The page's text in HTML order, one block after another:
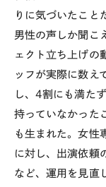
りに気づいたこと
男性の声しか聞こ
ェクト立ち上げの
ッフが実際に数え
し、4割にも満た
持っていなかった
も生まれた。女性
に対し、出演依頼
など、運用を見直